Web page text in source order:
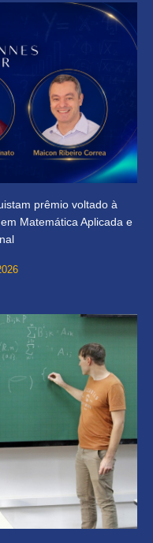
prêmio voltado à
Matemática Aplicada e